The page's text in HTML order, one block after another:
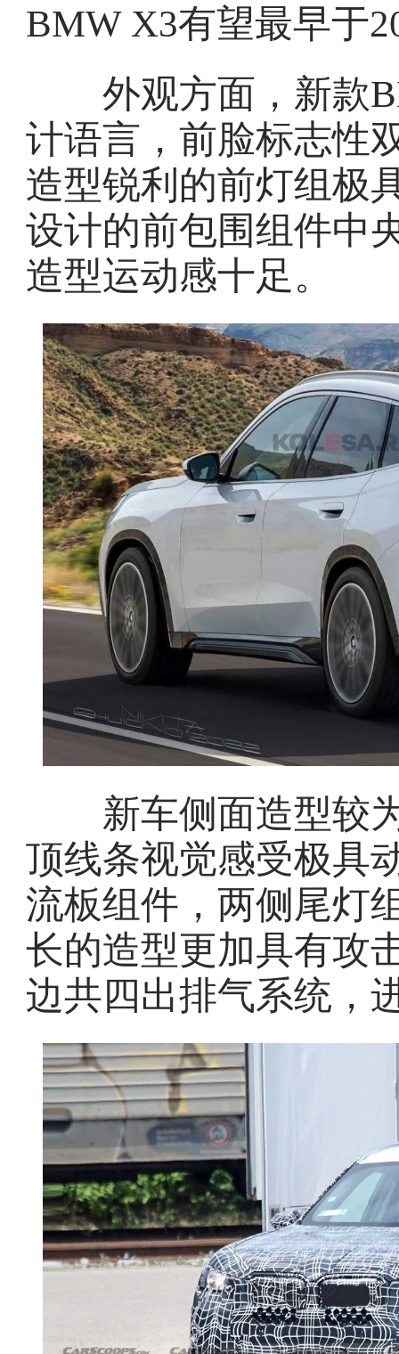
BMW X3有望最早于
外观方面，新款
计语言，前脸标志性
造型锐利的前灯组极
设计的前包围组件中
造型运动感十足。
新车侧面造型较为
顶线条视觉感受极具
流板组件，两侧尾灯
长的造型更加具有攻
边共四出排气系统，